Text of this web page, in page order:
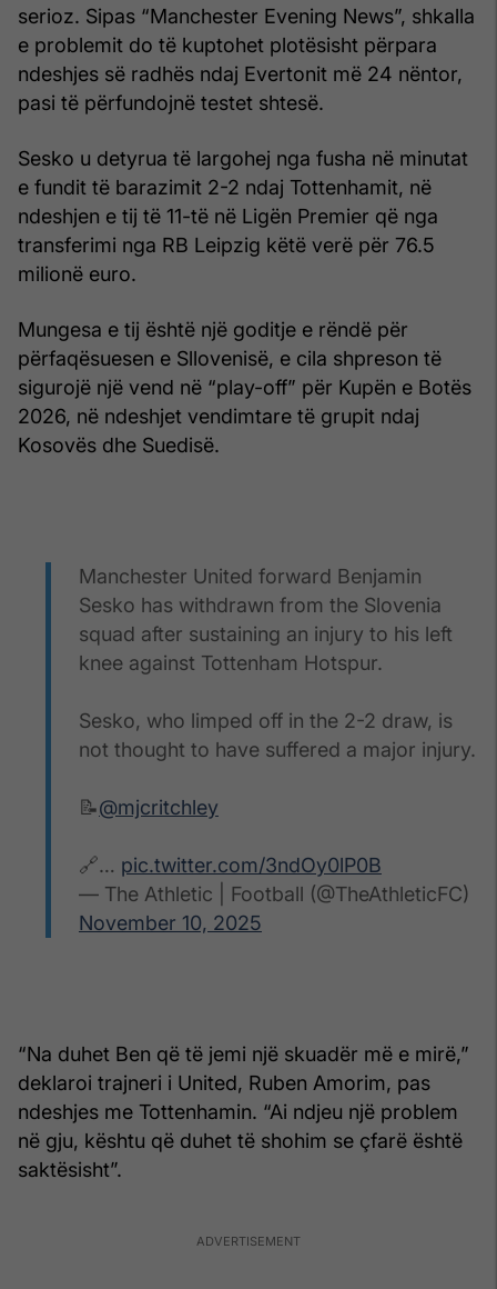
serioz. Sipas “Manchester Evening News”, shkalla
e problemit do të kuptohet plotësisht përpara
ndeshjes së radhës ndaj Evertonit më 24 nëntor,
pasi të përfundojnë testet shtesë.
Sesko u detyrua të largohej nga fusha në minutat
e fundit të barazimit 2-2 ndaj Tottenhamit, në
ndeshjen e tij të 11-të në Ligën Premier që nga
transferimi nga RB Leipzig këtë verë për 76.5
milionë euro.
Mungesa e tij është një goditje e rëndë për
përfaqësuesen e Sllovenisë, e cila shpreson të
sigurojë një vend në “play-off” për Kupën e Botës
2026, në ndeshjet vendimtare të grupit ndaj
Kosovës dhe Suedisë.
Manchester United forward Benjamin
Sesko has withdrawn from the Slovenia
squad after sustaining an injury to his left
knee against Tottenham Hotspur.
Sesko, who limped off in the 2-2 draw, is
not thought to have suffered a major injury.
📝@mjcritchley
🔗… pic.twitter.com/3ndOy0lP0B
— The Athletic | Football (@TheAthleticFC)
November 10, 2025
“Na duhet Ben që të jemi një skuadër më e mirë,”
deklaroi trajneri i United, Ruben Amorim, pas
ndeshjes me Tottenhamin. “Ai ndjeu një problem
në gju, kështu që duhet të shohim se çfarë është
saktësisht”.